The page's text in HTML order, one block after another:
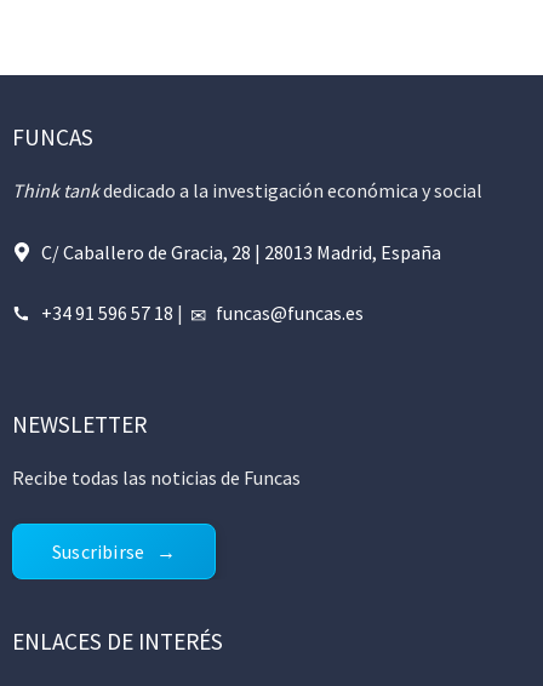
FUNCAS
Think tankdedicado a la investigación económica y social
C/ Caballero de Gracia, 28 | 28013 Madrid, España
+34 91 596 57 18 | funcas@funcas.es
NEWSLETTER
Recibe todas las noticias de Funcas
Suscribirse
ENLACES DE INTERÉS